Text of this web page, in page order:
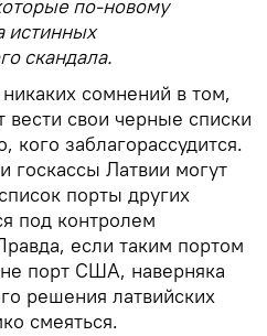
по-новому
истинных
скандала.
сомнений в том,
вести свои черные списки
кого заблагорассудится.
госкассы Латвии могут
порты других
под контролем
если таким портом
порт США, наверняка
решения латвийских
смеяться.